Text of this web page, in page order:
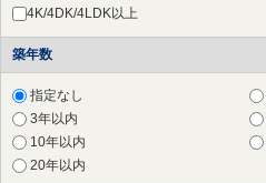
4K/4DK/4LDK以上
築年数
指定なし
3年以内
10年以内
20年以内